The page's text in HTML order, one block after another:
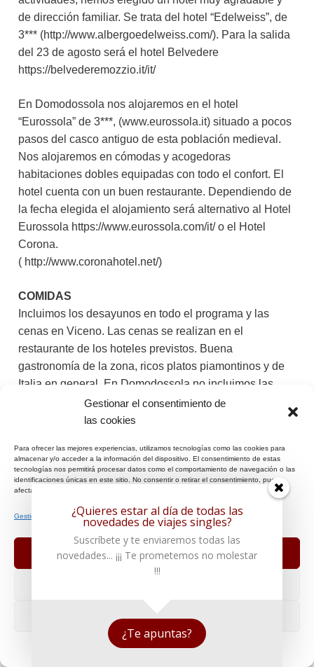
Gestionar el consentimiento de
las cookies
Para ofrecer las mejores experiencias, utilizamos tecnologías como las cookies para
almacenar y/o acceder a la información del dispositivo. El consentimiento de estas
tecnologías nos permitirá procesar datos como el comportamiento de navegación o las
identificaciones únicas en este sitio. No consentir o retirar el consentimiento, puede
afectar negativamente a ciertas características y funciones.
Gestionar los servicios
Aceptar
Ver preferencias
Política de cookiesPolitica de privacidad
de dirección familiar. Se trata del hotel “Edelweiss”, de
3*** (http://www.albergoedelweiss.com/). Para la salida
del 23 de agosto será el hotel Belvedere
https://belvederemozzio.it/it/
En Domodossola nos alojaremos en el hotel
“Eurossola” de 3***, (www.eurossola.it) situado a pocos
pasos del casco antiguo de esta población medieval.
Nos alojaremos en cómodas y acogedoras
habitaciones dobles equipadas con todo el confort. El
hotel cuenta con un buen restaurante. Dependiendo de
la fecha elegida el alojamiento será alternativo al Hotel
Eurossola https://www.eurossola.com/it/ o el Hotel
Corona.
( http://www.coronahotel.net/)
COMIDAS
Incluimos los desayunos en todo el programa y las
cenas en Viceno. Las cenas se realizan en el
restaurante de los hoteles previstos. Buena
gastronomía de la zona, ricos platos piamontinos y de
Italia en general. En Domodossola no incluimos las
cenas, aquí se puede acudir a la variada oferta
gastronómica de la población, disfrutar de una terraza,
Los almuerzos no están incluidos, en las zonas de
montaña o de naturaleza podremos hacer picnic. La
Guía dará instrucciones diarias al respecto. Se puede
comprar en tiendas locales productos excelentes de la
zona, fiambres, conservas, frutas… y por supuesto los
excelentes quesos, paninis, etc.
LA COCINA DEL PIAMONTE, FUENTE DE LA
de su territorio y de su clima; atesora unos 369
productos típicos, 45 vinos con la denominación D.O.C.
+ Info o Reserva
¿Quieres estar al día de todas las
novedades de viajes singles?
Suscríbete y te enviaremos todas las
novedades... ¡¡¡ Te prometemos no molestar
!!!
¿Te apuntas?